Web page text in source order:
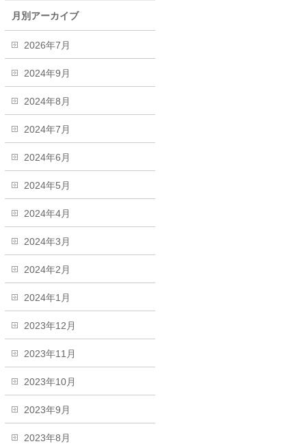
月別アーカイブ
2026年7月
2024年9月
2024年8月
2024年7月
2024年6月
2024年5月
2024年4月
2024年3月
2024年2月
2024年1月
2023年12月
2023年11月
2023年10月
2023年9月
2023年8月